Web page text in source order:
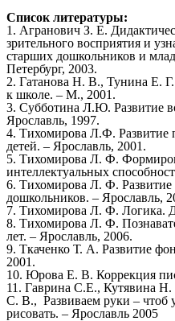
Список литературы:
1. Агранович З. Е.
зрительного восприятия и
старших дошкольников и
Петербург, 2003.
2. Гатанова Н. В., Тунина Е.
к школе. – М., 2001.
3. Субботина Л.Ю. Развитие
Ярославль, 1997.
4. Тихомирова Л.Ф. Развитие
детей. – Ярославль, 2001.
5. Тихомирова Л. Ф.
интеллектуальных
6. Тихомирова Л. Ф.
дошкольников. – Ярославль,
7. Тихомирова Л. Ф. Логика.
8. Тихомирова Л. Ф.
лет. – Ярославль, 2006.
9. Ткаченко Т. А. Развитие
2001.
10. Юрова Е. В. Коррекция
11. Гаврина С.Е., Кутявина
С. В., Развиваем руки – чтоб
рисовать. – Ярославль 2005